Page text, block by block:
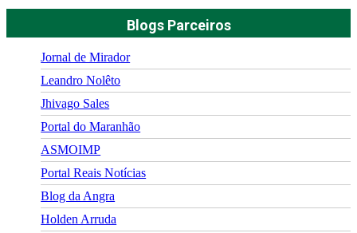
Blogs Parceiros
Jornal de Mirador
Leandro Nolêto
Jhivago Sales
Portal do Maranhão
ASMOIMP
Portal Reais Notí­cias
Blog da Angra
Holden Arruda